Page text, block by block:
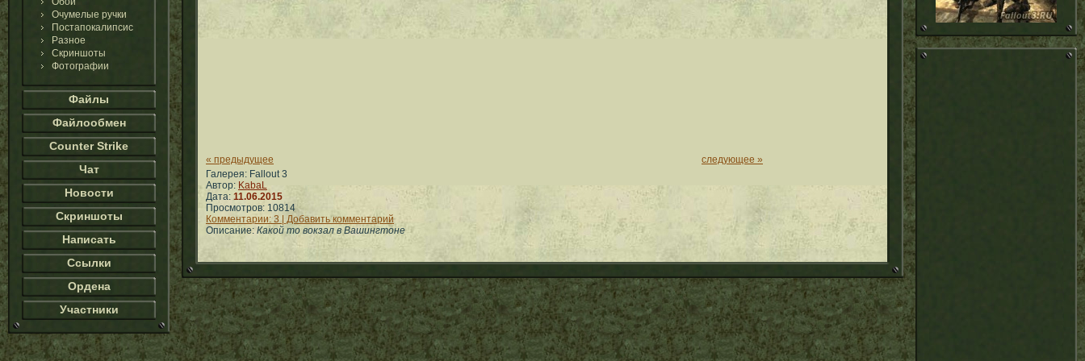
Очумелые ручки
Постапокалипсис
Разное
Скриншоты
Фотографии
Файлы
Файлообмен
Counter Strike
Чат
Новости
Скриншоты
Написать
Ссылки
Ордена
Участники
« предыдущее
следующее »
Галерея: Fallout 3
Автор: KabaL
Дата: 11.06.2015
Просмотров: 10814
Комментарии: 3 | Добавить комментарий
Описание: Какой то вокзал в Вашингтоне